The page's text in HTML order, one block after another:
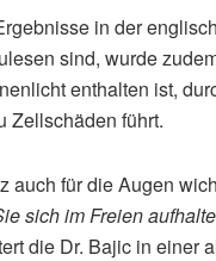
in der
sind, wurde
enthalten ist,
Zellschäden führt.
auch für die Augen
sich im Freien
die Dr. Bajic in einer